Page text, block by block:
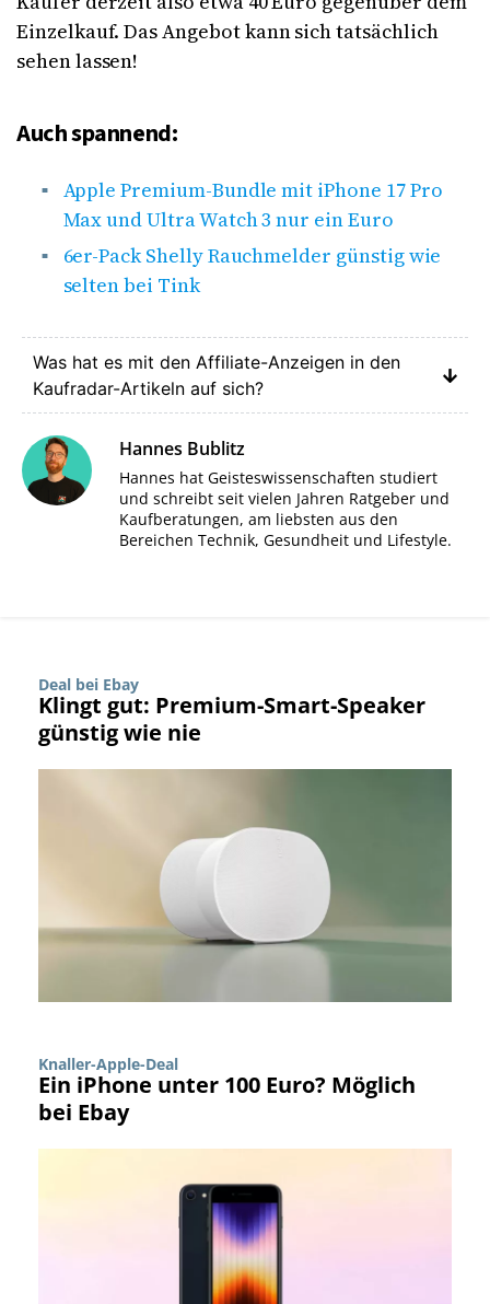
Einzelkauf. Das Angebot kann sich tatsächlich
sehen lassen!
Auch spannend:
Apple Premium-Bundle mit iPhone 17 Pro
Max und Ultra Watch 3 nur ein Euro
6er-Pack Shelly Rauchmelder günstig wie
selten bei Tink
Was hat es mit den Affiliate-Anzeigen in den
Kaufradar-Artikeln auf sich?
Hannes Bublitz
Hannes hat Geisteswissenschaften studiert
und schreibt seit vielen Jahren Ratgeber und
Kaufberatungen, am liebsten aus den
Bereichen Technik, Gesundheit und Lifestyle.
Deal bei Ebay
Klingt gut: Premium-Smart-Speaker
günstig wie nie
Knaller-Apple-Deal
Ein iPhone unter 100 Euro? Möglich
bei Ebay